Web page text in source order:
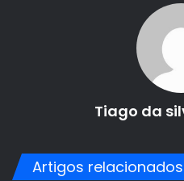
Tiago da
Artigos relacionados